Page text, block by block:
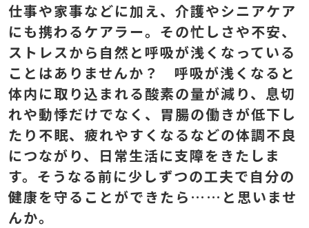
仕事や家事などに加え、介護やシニアケア
にも携わるケアラー。その忙しさや不安、
ストレスから自然と呼吸が浅くなっている
ことはありませんか？ 呼吸が浅くなると
体内に取り込まれる酸素の量が減り、息切
れや動悸だけでなく、胃腸の働きが低下し
たり不眠、疲れやすくなるなどの体調不良
につながり、日常生活に支障をきたしま
す。そうなる前に少しずつの工夫で自分の
健康を守ることができたら……と思いませ
んか。